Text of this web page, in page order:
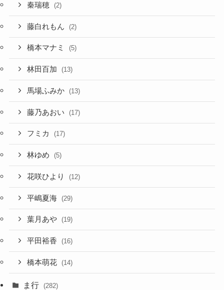
秦瑞穂 (2)
藤白れもん (2)
橋本マナミ (5)
林田百加 (13)
馬場ふみか (13)
藤乃あおい (17)
フミカ (17)
林ゆめ (5)
花咲ひより (12)
平嶋夏海 (29)
葉月あや (19)
平田裕香 (16)
橋本萌花 (14)
ま行 (282)